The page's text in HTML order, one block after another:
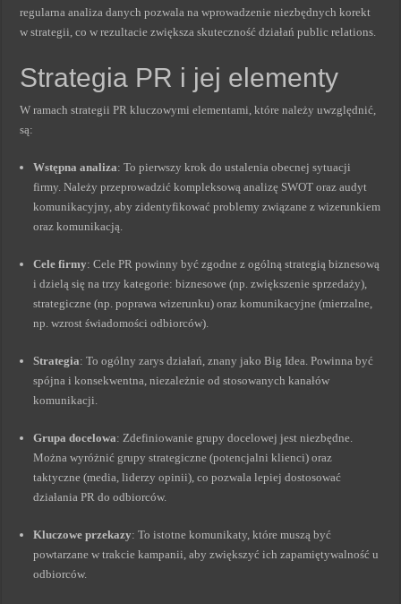
regularna analiza danych pozwala na wprowadzenie niezbędnych korekt
w strategii, co w rezultacie zwiększa skuteczność działań public relations.
Strategia PR i jej elementy
W ramach strategii PR kluczowymi elementami, które należy uwzględnić,
są:
Wstępna analiza: To pierwszy krok do ustalenia obecnej sytuacji
firmy. Należy przeprowadzić kompleksową analizę SWOT oraz audyt
komunikacyjny, aby zidentyfikować problemy związane z wizerunkiem
oraz komunikacją.
Cele firmy: Cele PR powinny być zgodne z ogólną strategią biznesową
i dzielą się na trzy kategorie: biznesowe (np. zwiększenie sprzedaży),
strategiczne (np. poprawa wizerunku) oraz komunikacyjne (mierzalne,
np. wzrost świadomości odbiorców).
Strategia: To ogólny zarys działań, znany jako Big Idea. Powinna być
spójna i konsekwentna, niezależnie od stosowanych kanałów
komunikacji.
Grupa docelowa: Zdefiniowanie grupy docelowej jest niezbędne.
Można wyróżnić grupy strategiczne (potencjalni klienci) oraz
taktyczne (media, liderzy opinii), co pozwala lepiej dostosować
działania PR do odbiorców.
Kluczowe przekazy: To istotne komunikaty, które muszą być
powtarzane w trakcie kampanii, aby zwiększyć ich zapamiętywalność u
odbiorców.